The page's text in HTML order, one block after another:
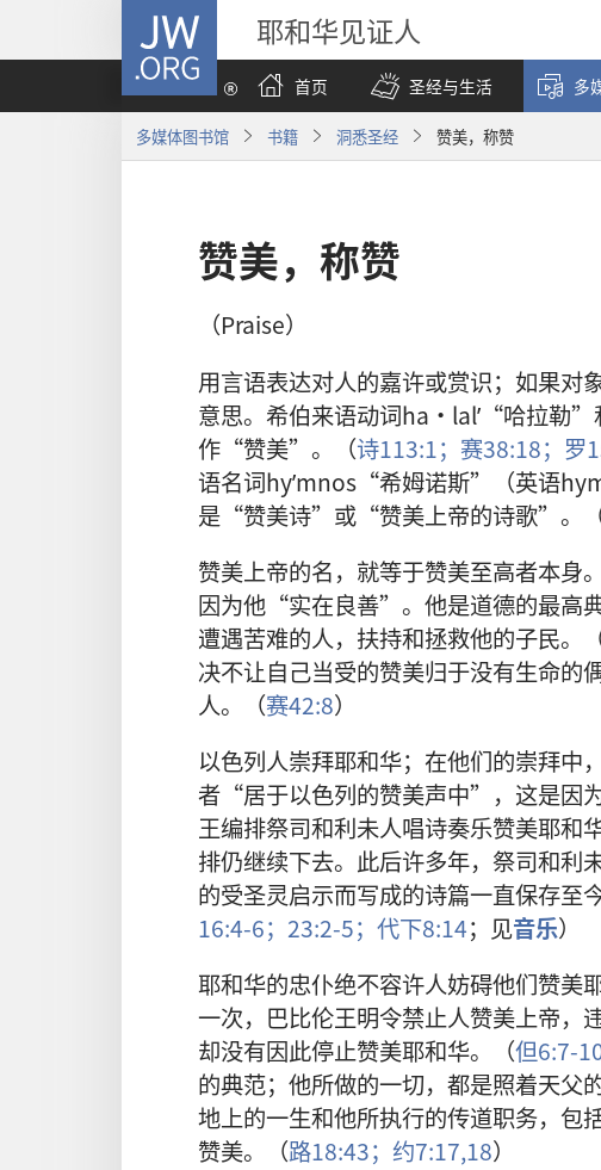
JW.ORG 耶和华见证人
首页
圣经与生活 多
多媒体图书馆 书籍 洞悉圣经 赞美，称赞
赞美，称赞
（Praise）
用言语表达对人的嘉许或赏识；如果
意思。希伯来语动词ha·lalʹ“哈拉勒
作“赞美”。（诗113:1； 赛38:18； 罗
语名词hyʹmnos“希姆诺斯”（英语
是“赞美诗”或“赞美上帝的诗歌”。
赞美上帝的名，就等于赞美至高者本身
因为他“实在良善”。他是道德的最高
遭遇苦难的人，扶持和拯救他的子民。
决不让自己当受的赞美归于没有生命的
人。（赛42:8）
以色列人崇拜耶和华；在他们的崇拜中
者“居于以色列的赞美声中”，这是因
王编排祭司和利未人唱诗奏乐赞美耶和
排仍继续下去。此后许多年，祭司和利
的受圣灵启示而写成的诗篇一直保存至
16:4-6； 23:2-5； 代下8:14；见音乐）
耶和华的忠仆绝不容许人妨碍他们赞美
一次，巴比伦王明令禁止人赞美上帝，
却没有因此停止赞美耶和华。（但6:7-
的典范；他所做的一切，都是照着天父
地上的一生和他所执行的传道职务，包
赞美。（路18:43； 约7:17,18）